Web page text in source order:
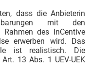
dass die Anbieterin
mit den
des InCentive
erwerben wird. Das
ist realistisch. Die
13 Abs. 1 UEV-UEK